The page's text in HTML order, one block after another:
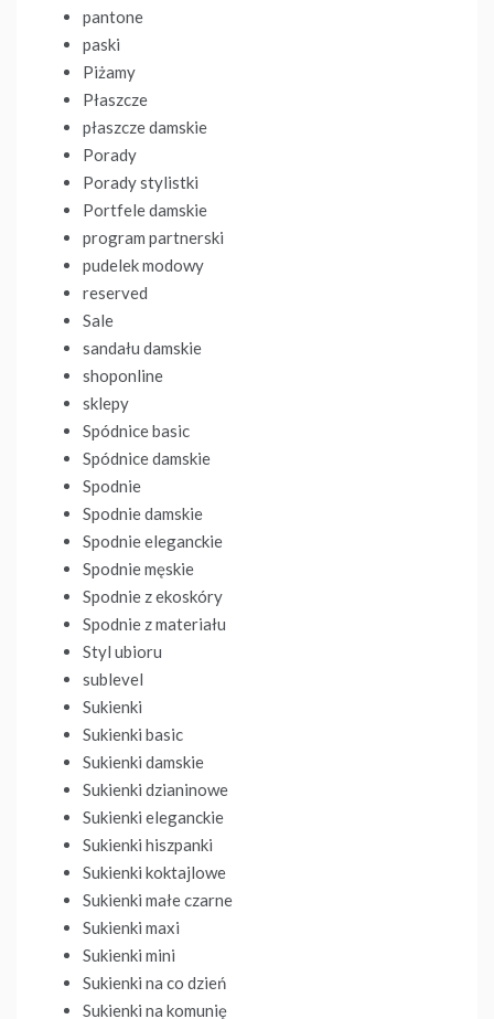
pantone
paski
Piżamy
Płaszcze
płaszcze damskie
Porady
Porady stylistki
Portfele damskie
program partnerski
pudelek modowy
reserved
Sale
sandału damskie
shoponline
sklepy
Spódnice basic
Spódnice damskie
Spodnie
Spodnie damskie
Spodnie eleganckie
Spodnie męskie
Spodnie z ekoskóry
Spodnie z materiału
Styl ubioru
sublevel
Sukienki
Sukienki basic
Sukienki damskie
Sukienki dzianinowe
Sukienki eleganckie
Sukienki hiszpanki
Sukienki koktajlowe
Sukienki małe czarne
Sukienki maxi
Sukienki mini
Sukienki na co dzień
Sukienki na komunię